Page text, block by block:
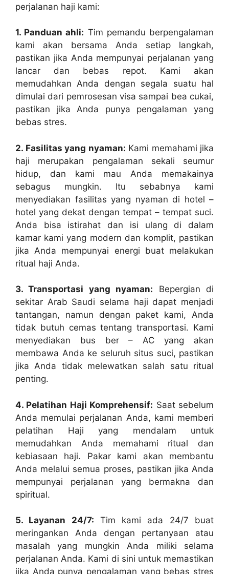
perjalanan haji kami:
1. Panduan ahli: Tim pemandu berpengalaman
kami akan bersama Anda setiap langkah,
pastikan jika Anda mempunyai perjalanan yang
lancar dan bebas repot. Kami akan
memudahkan Anda dengan segala suatu hal
dimulai dari pemrosesan visa sampai bea cukai,
pastikan jika Anda punya pengalaman yang
bebas stres.
2. Fasilitas yang nyaman: Kami memahami jika
haji merupakan pengalaman sekali seumur
hidup, dan kami mau Anda memakainya
sebagus mungkin. Itu sebabnya kami
menyediakan fasilitas yang nyaman di hotel –
hotel yang dekat dengan tempat – tempat suci.
Anda bisa istirahat dan isi ulang di dalam
kamar kami yang modern dan komplit, pastikan
jika Anda mempunyai energi buat melakukan
ritual haji Anda.
3. Transportasi yang nyaman: Bepergian di
sekitar Arab Saudi selama haji dapat menjadi
tantangan, namun dengan paket kami, Anda
tidak butuh cemas tentang transportasi. Kami
menyediakan bus ber – AC yang akan
membawa Anda ke seluruh situs suci, pastikan
jika Anda tidak melewatkan salah satu ritual
penting.
4. Pelatihan Haji Komprehensif: Saat sebelum
Anda memulai perjalanan Anda, kami memberi
pelatihan Haji yang mendalam untuk
memudahkan Anda memahami ritual dan
kebiasaan haji. Pakar kami akan membantu
Anda melalui semua proses, pastikan jika Anda
mempunyai perjalanan yang bermakna dan
spiritual.
5. Layanan 24/7: Tim kami ada 24/7 buat
meringankan Anda dengan pertanyaan atau
masalah yang mungkin Anda miliki selama
perjalanan Anda. Kami di sini untuk memastikan
jika Anda punya pengalaman yang bebas stres